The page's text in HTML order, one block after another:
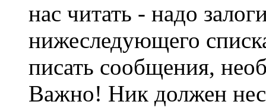
нас читать - надо
нижеследующего
писать сообщения,
Важно! Ник должен